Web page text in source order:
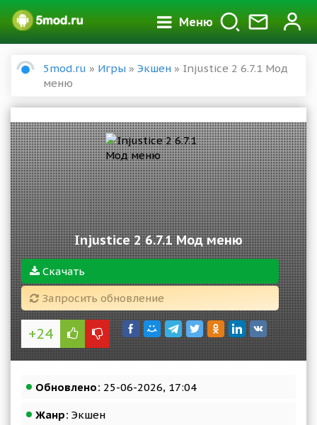
Меню
5mod.ru » Игры » Экшен » Injustice 2 6.7.1 Мод
меню
Injustice 2 6.7.1 Мод меню
Скачать
Запросить обновление
+24
Обновлено: 25-06-2026, 17:04
Жанр: Экшен